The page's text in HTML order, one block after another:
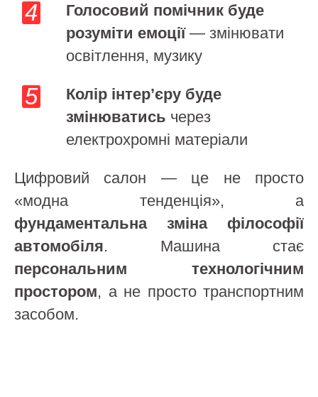
Голосовий помічник буде
розуміти емоції— змінювати
освітлення, музику
Колір інтер’єру буде
змінюватись через
електрохромні матеріали
Цифровий салон — це не просто
«модна тенденція», а
фундаментальна зміна філософії
автомобіля. Машина стає
персональним технологічним
простором, а не просто транспортним
засобом.